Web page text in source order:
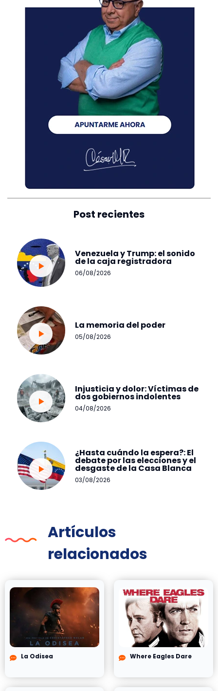
Post recientes
Venezuela y Trump: el sonido
de la caja registradora
06/08/2026
La memoria del poder
05/08/2026
Injusticia y dolor: Víctimas de
dos gobiernos indolentes
04/08/2026
¿Hasta cuándo la espera?: El
debate por las elecciones y el
desgaste de la Casa Blanca
03/08/2026
Artículos
relacionados
La Odisea Where Eagles Dare